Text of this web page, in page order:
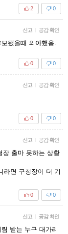
0
2
신고 | 공감 확인
됐을때 의아했음.
0
0
신고 | 공감 확인
0
0
신고 | 공감 확인
장 출마 못하는 상황
라면 구청장이 더 기
0
0
신고 | 공감 확인
받는 누구 대가리